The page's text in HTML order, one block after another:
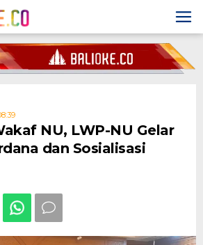
Sosialisasi
Oleh
RedaksiNU, LWP-NU Gelar
dan Sosialisasi